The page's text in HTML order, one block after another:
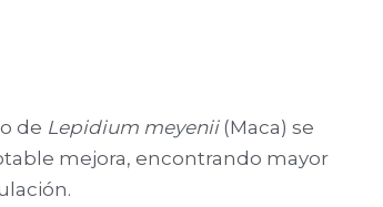
de Lepidium meyenii (Maca) se
mejora, encontrando mayor